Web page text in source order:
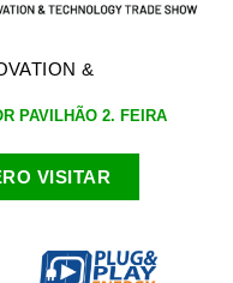
&
PAVILHÃO 2. FEIRA
VISITAR